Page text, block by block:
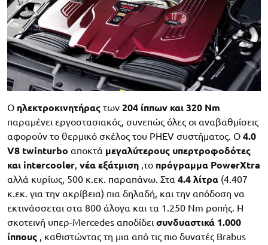
Ο ηλεκτροκινητήρας των 204 ίππων και 320 Nm
παραμένει εργοστασιακός, συνεπώς όλες οι αναβαθμίσεις
αφορούν το θερμικό σκέλος του PHEV συστήματος. Ο 4.0
V8 twinturbo αποκτά μεγαλύτερους υπερτροφοδότες
και intercooler, νέα εξάτμιση ,το πρόγραμμα PowerXtra
αλλά κυρίως, 500 κ.εκ. παραπάνω. Στα 4.4 λίτρα (4.407
κ.εκ. για την ακρίβεια) πια δηλαδή, και την απόδοση να
εκτινάσσεται στα 800 άλογα και τα 1.250 Nm ροπής. Η
σκοτεινή υπερ-Mercedes αποδίδει συνδυαστικά 1.000
ίππους , καθιστώντας τη μια από τις πιο δυνατές Brabus